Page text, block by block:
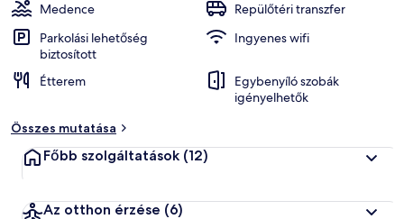
Medence
Repülőtéri transzfer
Parkolási lehetőség
biztosított
Ingyenes wifi
Étterem
Egybenyíló szobák
igényelhetők
Összes mutatása
Főbb szolgáltatások (12)
Az otthon érzése (6)